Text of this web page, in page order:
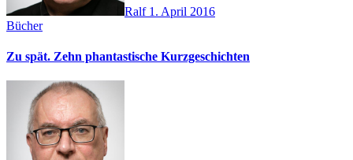
Ralf 1. April 2016
Bücher
Zu spät. Zehn phantastische Kurzgeschichten